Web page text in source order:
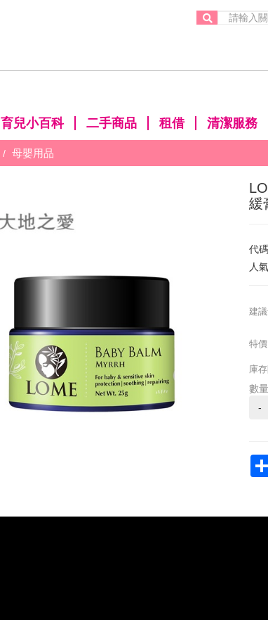
育兒小百科 二手商品 租借 清潔服務
母嬰用品
緩
代
人
建
特價
庫
數量
-